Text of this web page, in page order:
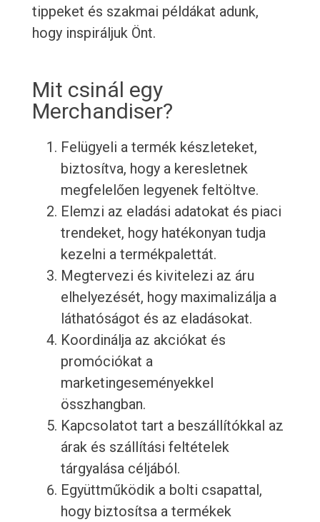
tippeket és szakmai példákat adunk,
hogy inspiráljuk Önt.
Mit csinál egy
Merchandiser?
Felügyeli a termék készleteket,
biztosítva, hogy a keresletnek
megfelelően legyenek feltöltve.
Elemzi az eladási adatokat és piaci
trendeket, hogy hatékonyan tudja
kezelni a termékpalettát.
Megtervezi és kivitelezi az áru
elhelyezését, hogy maximalizálja a
láthatóságot és az eladásokat.
Koordinálja az akciókat és
promóciókat a
marketingeseményekkel
összhangban.
Kapcsolatot tart a beszállítókkal az
árak és szállítási feltételek
tárgyalása céljából.
Együttműködik a bolti csapattal,
hogy biztosítsa a termékek